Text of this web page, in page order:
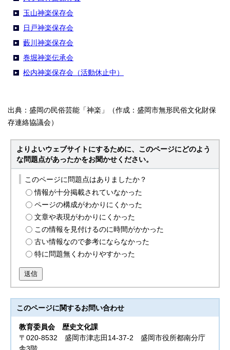
玉山神楽保存会
日戸神楽保存会
藪川神楽保存会
巻堀神楽伝承会
松内神楽保存会（活動休止中）
出典：盛岡の民俗芸能「神楽」（作成：盛岡市無形民俗文化財保
存連絡協議会）
よりよいウェブサイトにするために、このページにどのよう
な問題点があったかをお聞かせください。
このページに問題点はありましたか？
情報が十分掲載されていなかった
ページの構成がわかりにくかった
文章や表現がわかりにくかった
この情報を見付けるのに時間がかかった
古い情報なので参考にならなかった
特に問題無くわかりやすかった
送信
このページに関するお問い合わせ
教育委員会 歴史文化課
〒020-8532 盛岡市津志田14-37-2 盛岡市役所都南分庁
舎3階